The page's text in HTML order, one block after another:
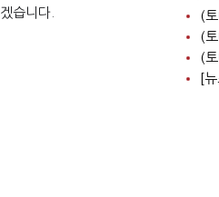
습니다.
(
(
(
[